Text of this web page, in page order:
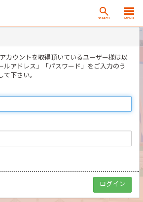
SEARCH MENU
カウントを取得頂いているユーザー様は以
ルアドレス」「パスワード」をご入力のう
て下さい。